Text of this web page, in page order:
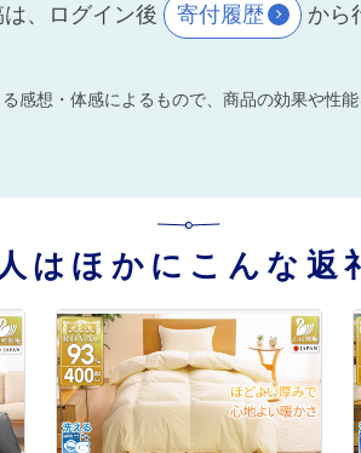
、ログイン後 寄付履歴 から
感想・体感によるもので、商品の効果や性能
はほかにこんな返